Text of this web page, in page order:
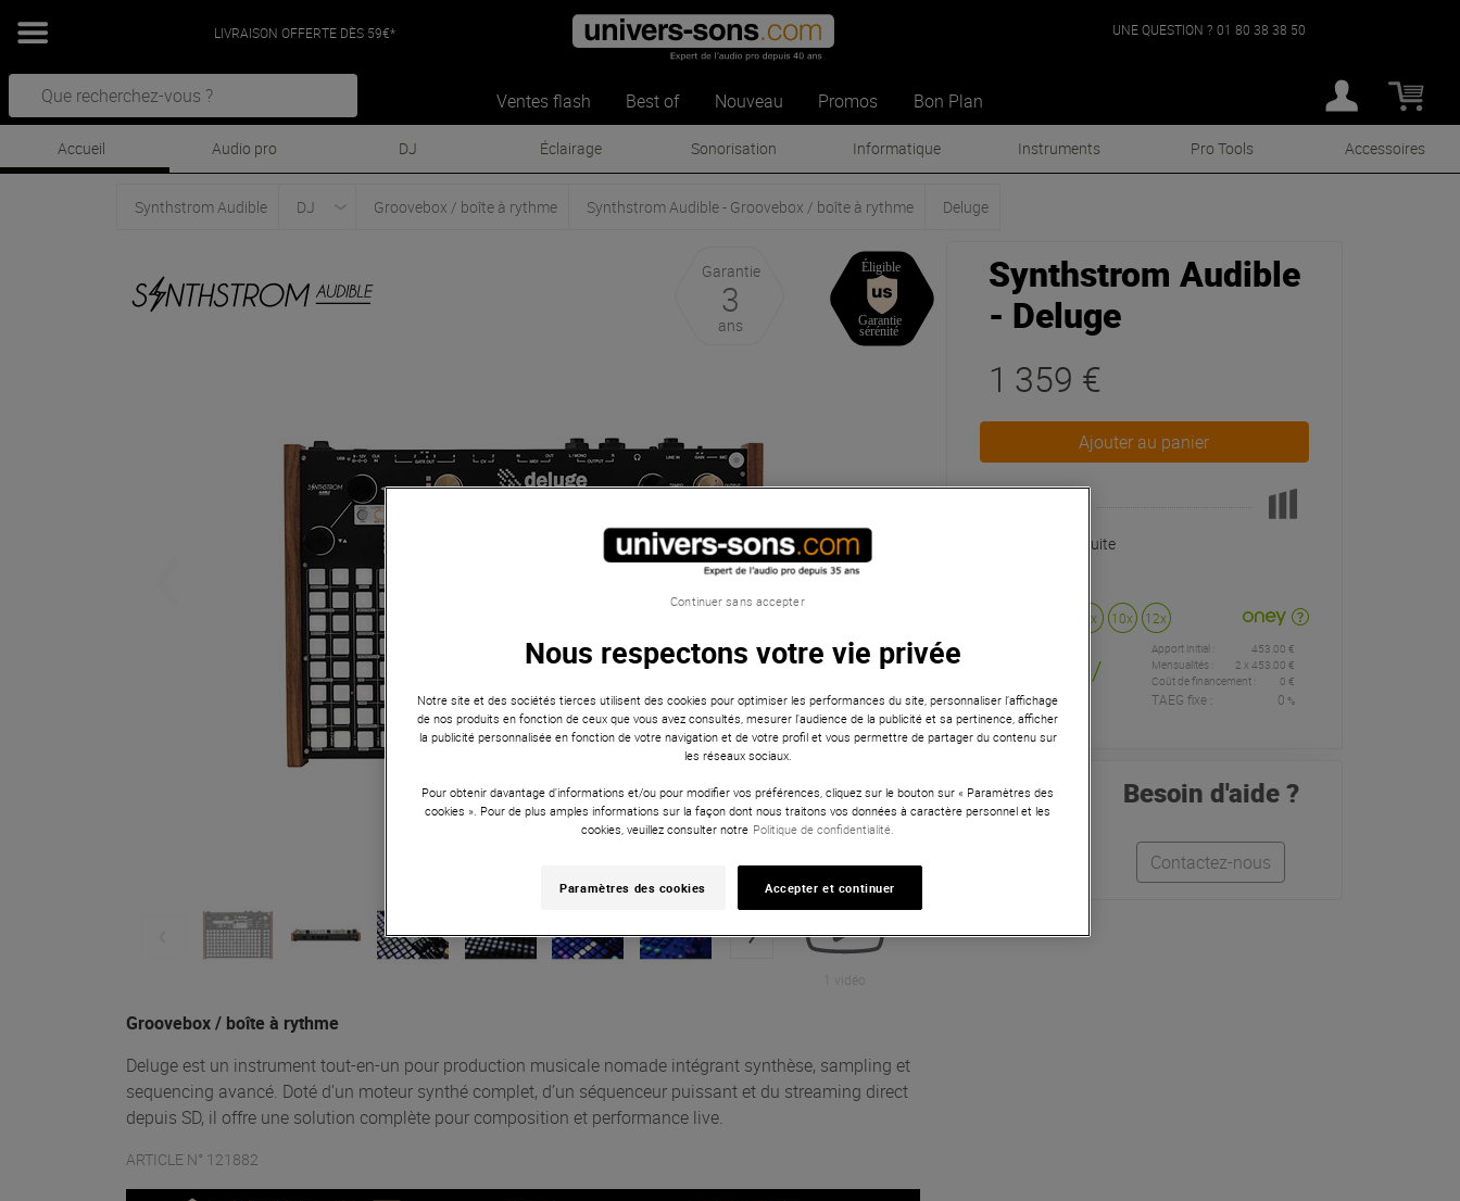
LIVRAISON OFFERTE DÈS 59€*
Ventes flash Best of Nouveau Promos Bon Plan
UNE QUESTION ? 01 80 38 38 50
Accueil Audio pro DJ Éclairage Sonorisation Informatique Instruments Pro Tools Accessoires
Synthstrom Audible DJ Groovebox / boîte à rythme Synthstrom Audible - Groovebox / boîte à rythme Deluge
Garantie
3
ans
1 vidéo
Groovebox / boîte à rythme
Deluge est un instrument tout-en-un pour production musicale nomade intégrant synthèse, sampling et
sequencing avancé. Doté d’un moteur synthé complet, d’un séquenceur puissant et du streaming direct
depuis SD, il offre une solution complète pour composition et performance live.
ARTICLE N° 121882
Synthstrom Audible
- Deluge
1 359 €
Ajouter au panier
Livraison Gratuite
4x 10x 12x
/
mois
Apport initial :
453.00 €
Mensualités :
2 x 453.00 €
Coût de financement :
0 €
TAEG fixe : 0 %
Besoin d'aide ?
Contactez-nous
Nous respectons votre vie privée
Notre site et des sociétés tierces utilisent des cookies pour optimiser les performances du site, personnaliser l’affichage
de nos produits en fonction de ceux que vous avez consultés, mesurer l'audience de la publicité et sa pertinence, afficher
la publicité personnalisée en fonction de votre navigation et de votre profil et vous permettre de partager du contenu sur
les réseaux sociaux.
Pour obtenir davantage d'informations et/ou pour modifier vos préférences, cliquez sur le bouton sur « Paramètres des
cookies ». Pour de plus amples informations sur la façon dont nous traitons vos données à caractère personnel et les
cookies, veuillez consulter notre Politique de confidentialité.
Paramètres des cookies Accepter et continuer
Continuer sans accepter